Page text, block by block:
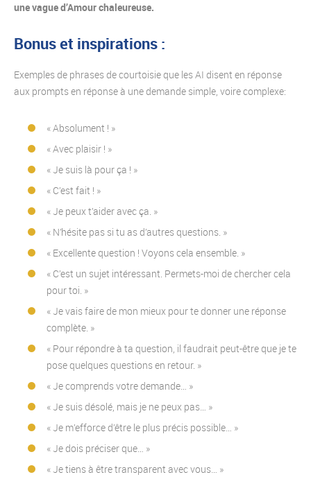
une vague d’Amour chaleureuse.
Bonus et inspirations :
Exemples de phrases de courtoisie que les AI disent en réponse
aux prompts en réponse à une demande simple, voire complexe:
« Absolument ! »
« Avec plaisir ! »
« Je suis là pour ça ! »
« C’est fait ! »
« Je peux t’aider avec ça. »
« N’hésite pas si tu as d’autres questions. »
« Excellente question ! Voyons cela ensemble. »
« C’est un sujet intéressant. Permets-moi de chercher cela
pour toi. »
« Je vais faire de mon mieux pour te donner une réponse
complète. »
« Pour répondre à ta question, il faudrait peut-être que je te
pose quelques questions en retour. »
« Je comprends votre demande… »
« Je suis désolé, mais je ne peux pas… »
« Je m’efforce d’être le plus précis possible… »
« Je dois préciser que… »
« Je tiens à être transparent avec vous… »